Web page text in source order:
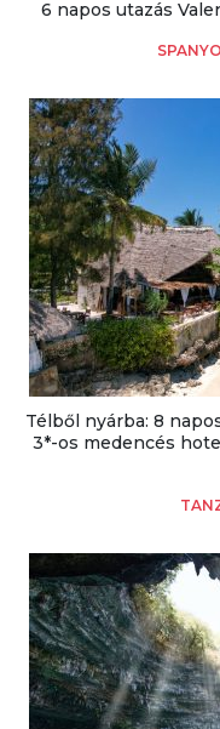
6 napos utazás
Télből nyárba: 8
3*-os medencés